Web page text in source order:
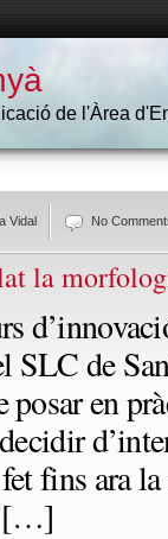
de l'Àrea
Vidal No
la
SLC de
en
fins ara
[…]